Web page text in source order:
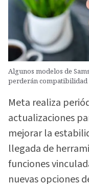
Algunos modelos de
perderán compatibilidad
Meta realiza
actualizaciones
mejorar la
llegada de
funciones
nuevas opciones